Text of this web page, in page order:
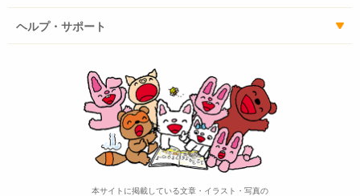
ヘルプ・サポート
本サイトに掲載している文章・イラスト・写真の